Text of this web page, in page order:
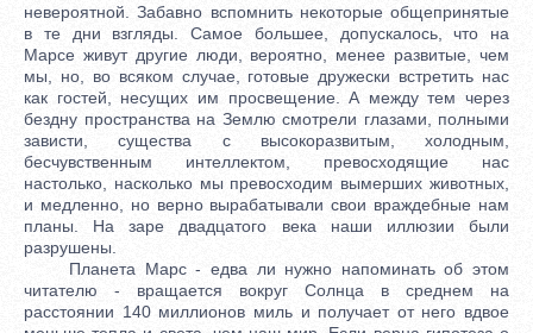
невероятной. Забавно вспомнить некоторые общепринятые
в те дни взгляды. Самое большее, допускалось, что на
Марсе живут другие люди, вероятно, менее развитые, чем
мы, но, во всяком случае, готовые дружески встретить нас
как гостей, несущих им просвещение. А между тем через
бездну пространства на Землю смотрели глазами, полными
зависти, существа с высокоразвитым, холодным,
бесчувственным интеллектом, превосходящие нас
настолько, насколько мы превосходим вымерших животных,
и медленно, но верно вырабатывали свои враждебные нам
планы. На заре двадцатого века наши иллюзии были
разрушены.
Планета Марс - едва ли нужно напоминать об этом
читателю - вращается вокруг Солнца в среднем на
расстоянии 140 миллионов миль и получает от него вдвое